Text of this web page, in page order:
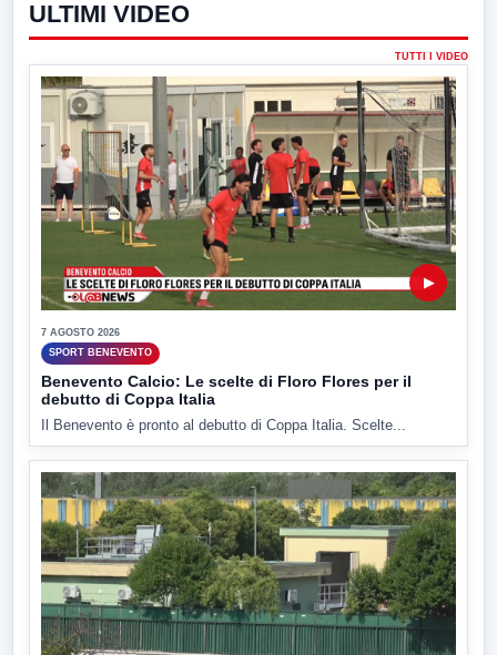
ULTIMI VIDEO
TUTTI I VIDEO
▶
7 AGOSTO 2026
SPORT BENEVENTO
Benevento Calcio: Le scelte di Floro Flores per il
debutto di Coppa Italia
Il Benevento è pronto al debutto di Coppa Italia. Scelte...